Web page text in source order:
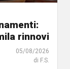
rinnovi
05/08/2026
di F.S.